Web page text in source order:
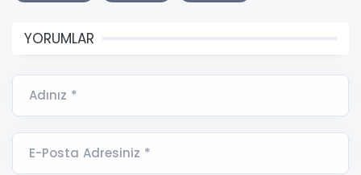
YORUMLAR
Adınız *
E-Posta Adresiniz *